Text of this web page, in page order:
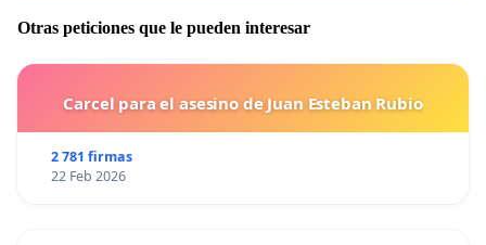
Daniel
Bernabé
Inna
Periodista
Otras peticiones que le pueden interesar
Carcel para el asesino de Juan Esteban Rubio
2 781 firmas
22 Feb 2026